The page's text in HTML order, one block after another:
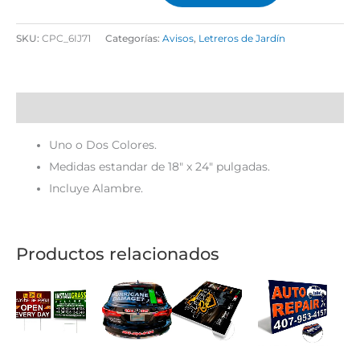
SKU: CPC_6IJ71 Categorías: Avisos, Letreros de Jardín
Uno o Dos Colores.
Medidas estandar de 18″ x 24″ pulgadas.
Incluye Alambre.
Productos relacionados